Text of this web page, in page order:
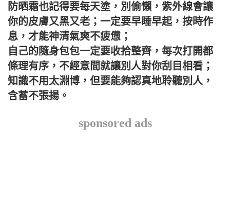
防晒霜也記得要每天塗，別偷懶，紫外線會讓
你的皮膚又黑又老；一定要早睡早起，按時作
息，才能神清氣爽不疲憊；
自己的隨身包包一定要收拾整齊，每次打開都
條理有序，不經意間就讓別人對你刮目相看；
知識不用太淵博，但要能夠認真地聆聽別人，
含蓄不張揚。
sponsored ads